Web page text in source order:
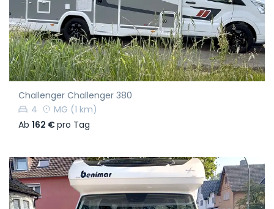
Challenger Challenger 380
4
MG (1 km)
Ab 162 €pro Tag